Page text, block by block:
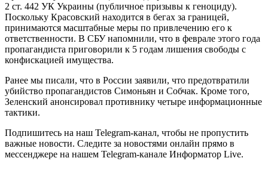
2 ст. 442 УК Украины (публичное призывы к геноциду).
Поскольку Красовский находится в бегах за границей,
принимаются масштабные меры по привлечению его к
ответственности. В СБУ напомнили, что в феврале этого года
пропагандиста приговорили к 5 годам лишения свободы с
конфискацией имущества.
Ранее мы писали, что в России заявили, что предотвратили
убийство пропагандистов Симоньян и Собчак. Кроме того,
Зеленский анонсировал противнику четыре информационные
тактики.
Подпишитесь на наш Telegram-канал, чтобы не пропустить
важные новости. Следите за новостями онлайн прямо в
мессенджере на нашем Telegram-канале Информатор Live.